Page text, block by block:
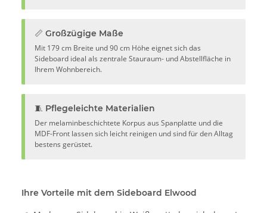
📏 Großzügige Maße
Mit 179 cm Breite und 90 cm Höhe eignet sich das
Sideboard ideal als zentrale Stauraum- und Abstellfläche in
Ihrem Wohnbereich.
🧵 Pflegeleichte Materialien
Der melaminbeschichtete Korpus aus Spanplatte und die
MDF-Front lassen sich leicht reinigen und sind für den Alltag
bestens gerüstet.
Ihre Vorteile mit dem Sideboard Elwood